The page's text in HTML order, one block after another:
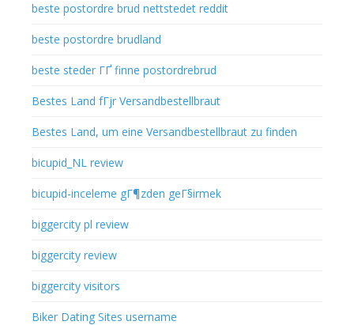
beste postordre brud nettstedet reddit
beste postordre brudland
beste steder ГҐ finne postordrebrud
Bestes Land fГјr Versandbestellbraut
Bestes Land, um eine Versandbestellbraut zu finden
bicupid_NL review
bicupid-inceleme gГ¶zden geГ§irmek
biggercity pl review
biggercity review
biggercity visitors
Biker Dating Sites username